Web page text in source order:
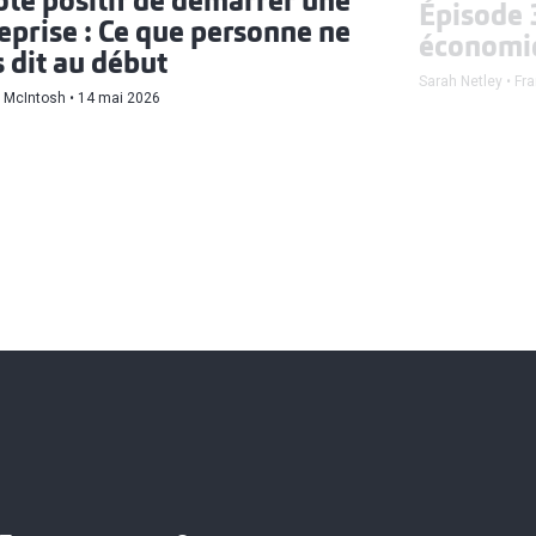
: Ce que personne ne
dit au début
McIntosh 14 mai 2026
Épisode
Sarah Netley